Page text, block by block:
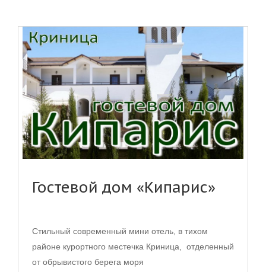
Гостевой дом «Кипарис»
Стильный современный мини отель, в тихом
районе курортного местечка Криница, отделенный
от обрывистого берега моря